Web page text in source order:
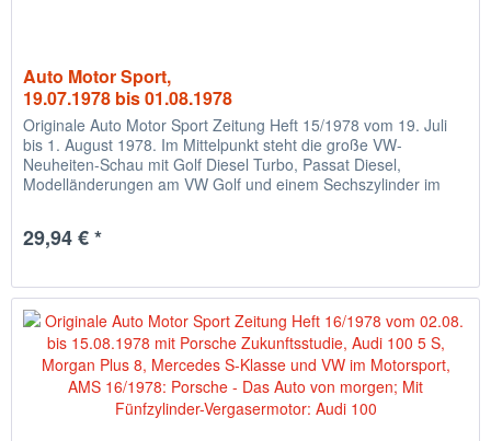
Auto Motor Sport,
19.07.1978 bis 01.08.1978
Originale Auto Motor Sport Zeitung Heft 15/1978 vom 19. Juli
bis 1. August 1978. Im Mittelpunkt steht die große VW-
Neuheiten-Schau mit Golf Diesel Turbo, Passat Diesel,
Modelländerungen am VW Golf und einem Sechszylinder im
29,94 € *